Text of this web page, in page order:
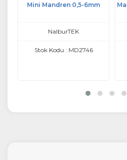
Mini Mandren 0,5-6mm
NalburTEK
Stok Kodu : MD2746